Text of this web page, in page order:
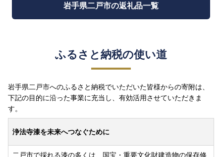
岩手県二戸市の返礼品一覧
ふるさと納税の使い道
岩手県二戸市へのふるさと納税でいただいた皆様からの寄附は、
下記の目的に沿った事業に充当し、有効活用させていただきま
す。
浄法寺漆を未来へつなぐために
二戸市で採れる漆の多くは、国宝・重要文化財建造物の保存修